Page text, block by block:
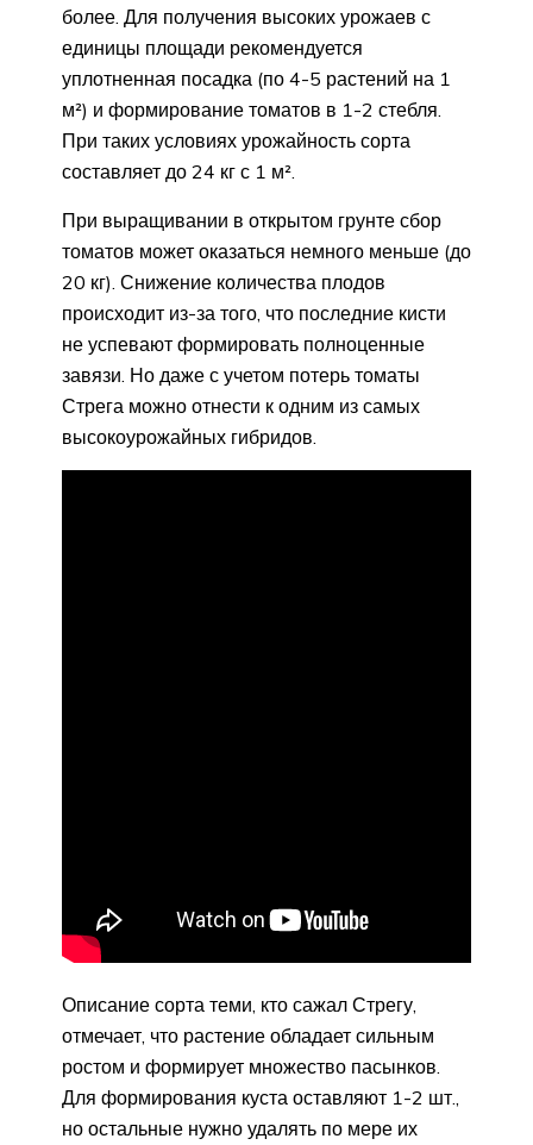
более. Для получения высоких урожаев с
единицы площади рекомендуется
уплотненная посадка (по 4-5 растений на 1
м²) и формирование томатов в 1-2 стебля.
При таких условиях урожайность сорта
составляет до 24 кг с 1 м².
При выращивании в открытом грунте сбор
томатов может оказаться немного меньше (до
20 кг). Снижение количества плодов
происходит из-за того, что последние кисти
не успевают формировать полноценные
завязи. Но даже с учетом потерь томаты
Стрега можно отнести к одним из самых
высокоурожайных гибридов.
Описание сорта теми, кто сажал Стрегу,
отмечает, что растение обладает сильным
ростом и формирует множество пасынков.
Для формирования куста оставляют 1-2 шт.,
но остальные нужно удалять по мере их